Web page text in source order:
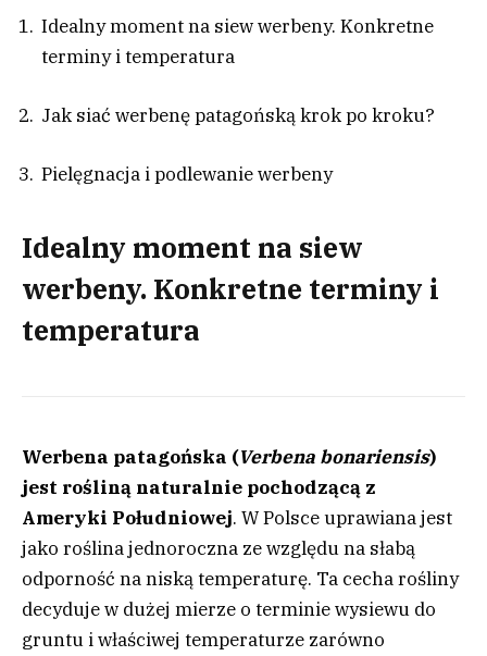
Idealny moment na siew werbeny. Konkretne
terminy i temperatura
Jak siać werbenę patagońską krok po kroku?
Pielęgnacja i podlewanie werbeny
Idealny moment na siew
werbeny. Konkretne terminy i
temperatura
Werbena patagońska (Verbena bonariensis)
jest rośliną naturalnie pochodzącą z
Ameryki Południowej. W Polsce uprawiana jest
jako roślina jednoroczna ze względu na słabą
odporność na niską temperaturę. Ta cecha rośliny
decyduje w dużej mierze o terminie wysiewu do
gruntu i właściwej temperaturze zarówno